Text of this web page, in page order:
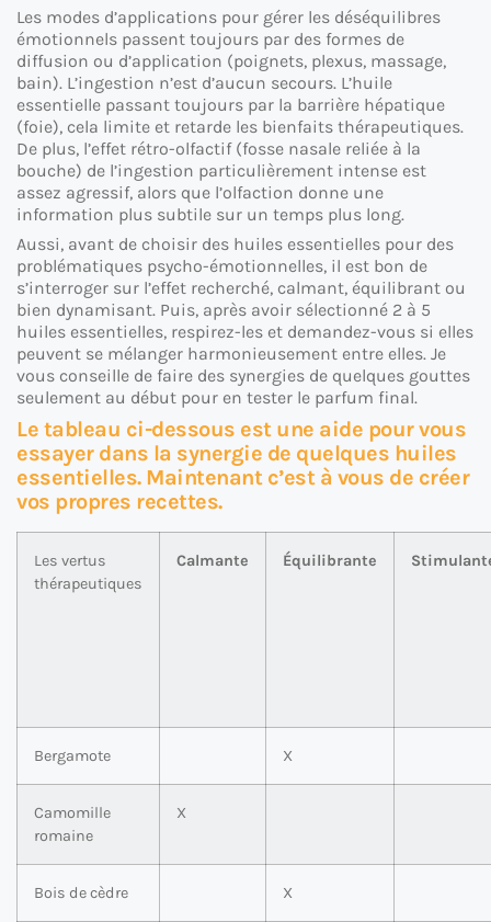
Les modes d’applications pour gérer les déséquilibres
émotionnels passent toujours par des formes de
diffusion ou d’application (poignets, plexus, massage,
bain). L’ingestion n’est d’aucun secours. L’huile
essentielle passant toujours par la barrière hépatique
(foie), cela limite et retarde les bienfaits thérapeutiques.
De plus, l’effet rétro-olfactif (fosse nasale reliée à la
bouche) de l’ingestion particulièrement intense est
assez agressif, alors que l’olfaction donne une
information plus subtile sur un temps plus long.
Aussi, avant de choisir des huiles essentielles pour des
problématiques psycho-émotionnelles, il est bon de
s’interroger sur l’effet recherché, calmant, équilibrant ou
bien dynamisant. Puis, après avoir sélectionné 2 à 5
huiles essentielles, respirez-les et demandez-vous si elles
peuvent se mélanger harmonieusement entre elles. Je
vous conseille de faire des synergies de quelques gouttes
seulement au début pour en tester le parfum final.
Le tableau ci-dessous est une aide pour vous
essayer dans la synergie de quelques huiles
essentielles. Maintenant c’est à vous de créer
vos propres recettes.
Les vertus
thérapeutiques
Calmante Équilibrante
Bergamote X
Camomille
romaine
X
Bois de cèdre X